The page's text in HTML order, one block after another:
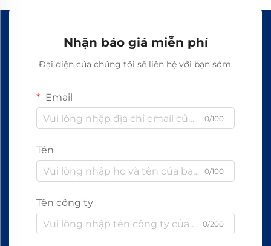
Nhận báo giá miễn phí
Đại diện của chúng tôi sẽ liên hệ với bạn sớm.
Email
0/100
Tên
0/100
Tên công ty
0/200